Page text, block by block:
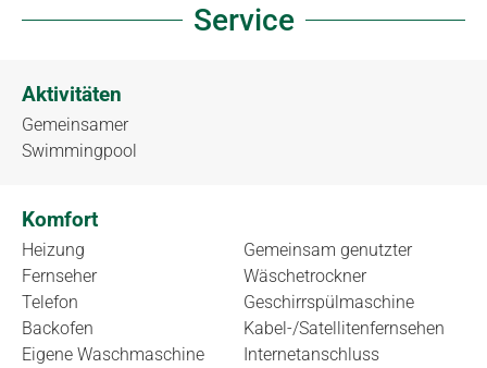
Service
Aktivitäten
Gemeinsamer
Swimmingpool
Komfort
Heizung
Fernseher
Telefon
Backofen
Eigene Waschmaschine
Gemeinsam genutzter
Wäschetrockner
Geschirrspülmaschine
Kabel-/Satellitenfernsehen
Internetanschluss